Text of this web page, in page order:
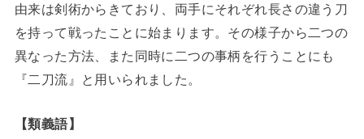
由来は剣術からきており、両手にそれぞれ長さの違う刀
を持って戦ったことに始まります。その様子から二つの
異なった方法、また同時に二つの事柄を行うことにも
『二刀流』と用いられました。
【類義語】